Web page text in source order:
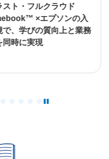
スト・フルクラウド
×エプソンの入
で、学びの質向上と業務
同時に実現